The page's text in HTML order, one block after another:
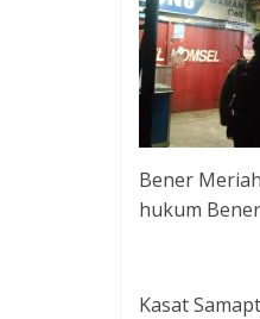
Bener
hukum
Kasat